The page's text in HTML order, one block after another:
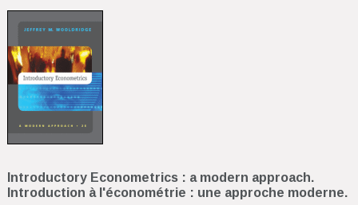
Introductory Econometrics : a modern approach.
Introduction à l'économétrie : une approche moderne.